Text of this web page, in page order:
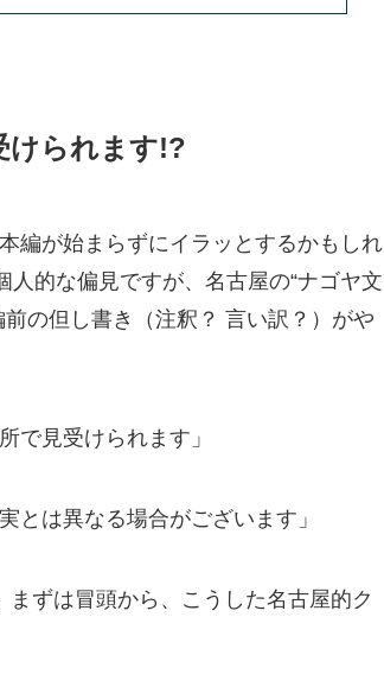
けられます!?
編が始まらずにイラッとするかもしれ
人的な偏見ですが、名古屋の“ナゴヤ文
の但し書き（注釈？ 言い訳？）がや
で見受けられます」
とは異なる場合がございます」
ずは冒頭から、こうした名古屋的ク